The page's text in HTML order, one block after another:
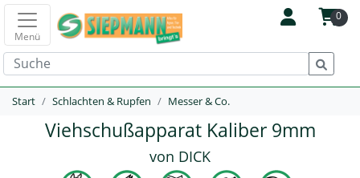
0
Menü
Start Schlachten & Rupfen Messer & Co.
Viehschußapparat Kaliber 9mm
von DICK